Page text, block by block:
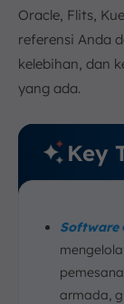
Oracle, Flits,
referensi Anda
kelebihan, dan
yang ada.
Key
Software
armada,